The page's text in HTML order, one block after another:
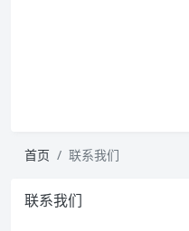
首页 联系我们
联系我们